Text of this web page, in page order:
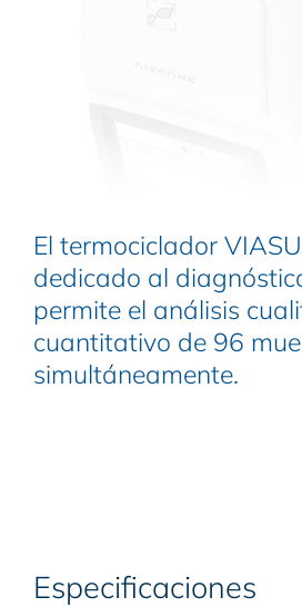
El termociclador
dedicado al
permite el análisis
cuantitativo de 96
simultáneamente.
Especificaciones